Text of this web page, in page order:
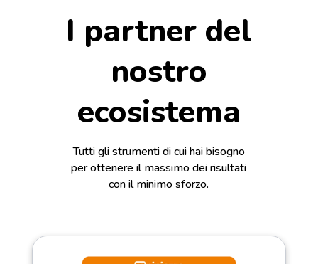
I partner del
nostro
ecosistema
Tutti gli strumenti di cui hai bisogno
per ottenere il massimo dei risultati
con il minimo sforzo.